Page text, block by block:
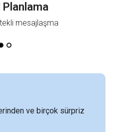
Planlama
mesajlaşma
ve birçok sürpriz